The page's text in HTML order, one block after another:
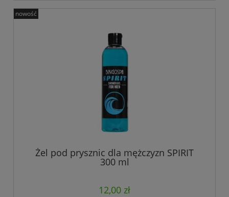
Żel pod prysznic dla mężczyzn SPIRIT
300 ml
12,00 zł
nowość